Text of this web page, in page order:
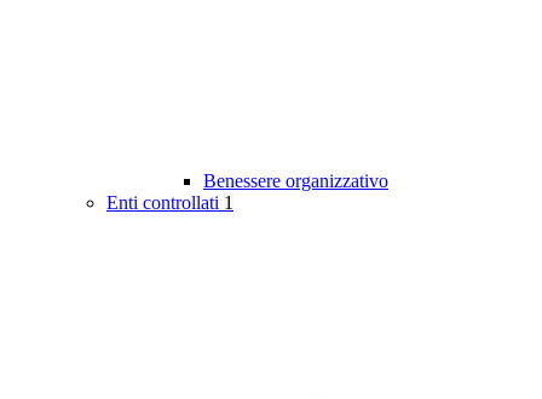
Benessere organizzativo
Enti controllati 1